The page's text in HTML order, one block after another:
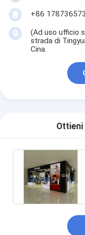
+86
(Ad uso ufficio
strada di
Cina.
Ottieni